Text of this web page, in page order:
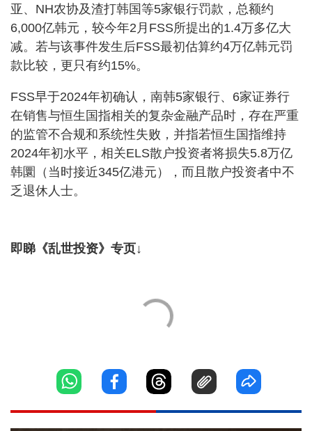
亚、NH农协及渣打韩国等5家银行罚款，总额约
6,000亿韩元，较今年2月FSS所提出的1.4万多亿大
减。若与该事件发生后FSS最初估算约4万亿韩元罚
款比较，更只有约15%。
FSS早于2024年初确认，南韩5家银行、6家证券行
在销售与恒生国指相关的复杂金融产品时，存在严重
的监管不合规和系统性失败，并指若恒生国指维持
2024年初水平，相关ELS散户投资者将损失5.8万亿
韩圜（当时接近345亿港元），而且散户投资者中不
乏退休人士。
即睇《乱世投资》专页↓